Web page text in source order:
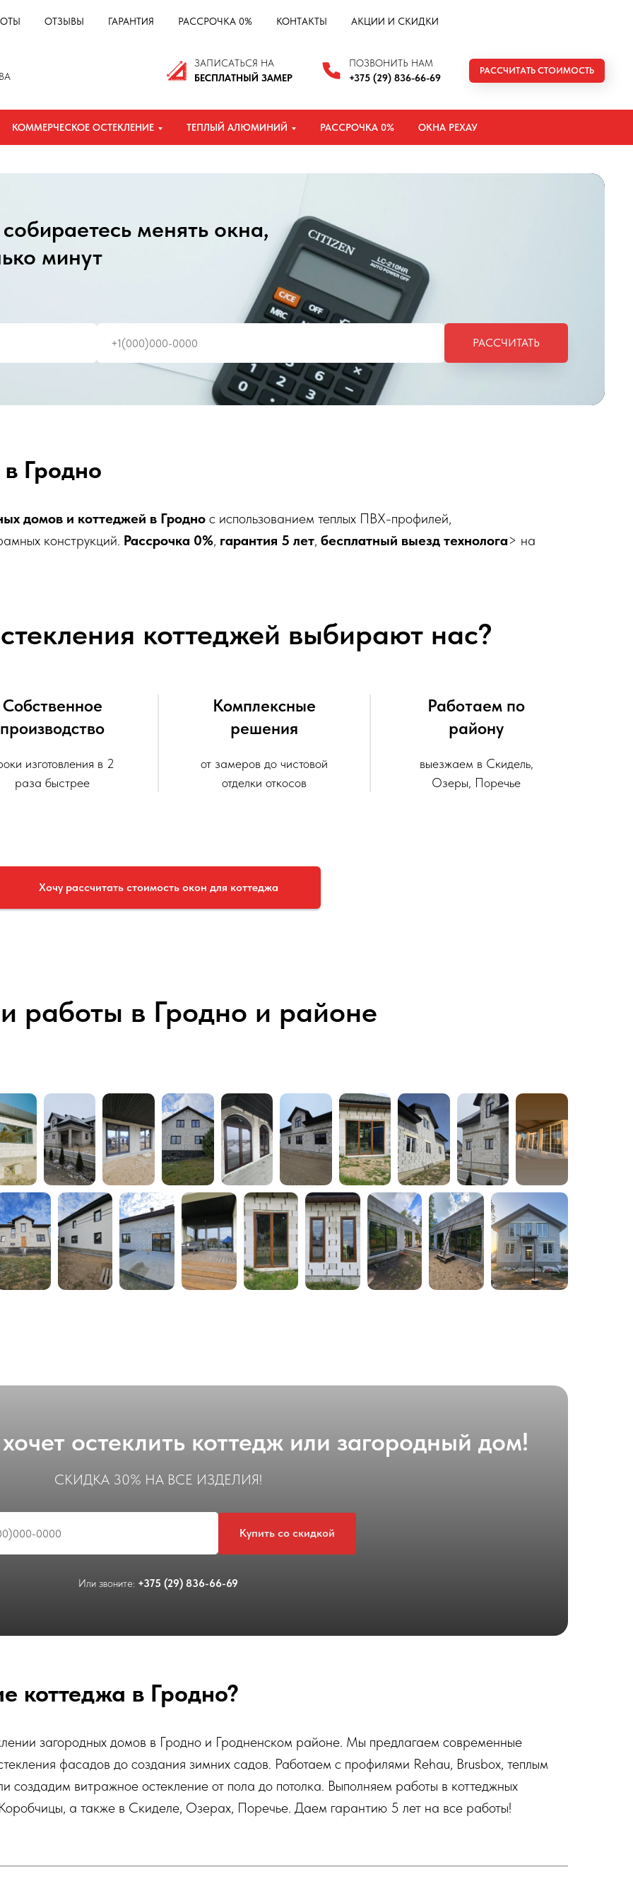
ОТЗЫВЫ ГАРАНТИЯ РАССРОЧКА 0% КОНТАКТЫ АКЦИИ И СКИДКИ
ЗАПИСАТЬСЯ НА
БЕСПЛАТНЫЙ ЗАМЕР
ПОЗВОНИТЬ НАМ
+375 (29) 836-66-69
РАССЧИТАТЬ СТОИМОСТЬ
КОММЕРЧЕСКОЕ ОСТЕКЛЕНИЕ ТЕПЛЫЙ АЛЮМИНИЙ РАССРОЧКА 0% ОКНА РЕХАУ
менять окна,
минут
РАССЧИТАТЬ
Гродно
домов и коттеджей в Гродно с использованием теплых ПВХ-профилей,
конструкций. Рассрочка 0%, гарантия 5 лет, бесплатный выезд технолога> на
коттеджей выбирают нас?
Собственное
производство
изготовления в 2
раза быстрее
Комплексные
решения
от замеров до чистовой
отделки откосов
Работаем по
району
выезжаем в Скидель,
Озеры, Поречье
Хочу рассчитать стоимость окон для коттеджа
работы в Гродно и районе
остеклить коттедж или загородный дом!
СКИДКА 30% НА ВСЕ ИЗДЕЛИЯ!
Купить со скидкой
Или звоните: +375 (29) 836-66-69
коттеджа в Гродно?
загородных домов в Гродно и Гродненском районе. Мы предлагаем современные
фасадов до создания зимних садов. Работаем с профилями Rehau, Brusbox, теплым
витражное остекление от пола до потолка. Выполняем работы в коттеджных
а также в Скиделе, Озерах, Поречье. Даем гарантию 5 лет на все работы!